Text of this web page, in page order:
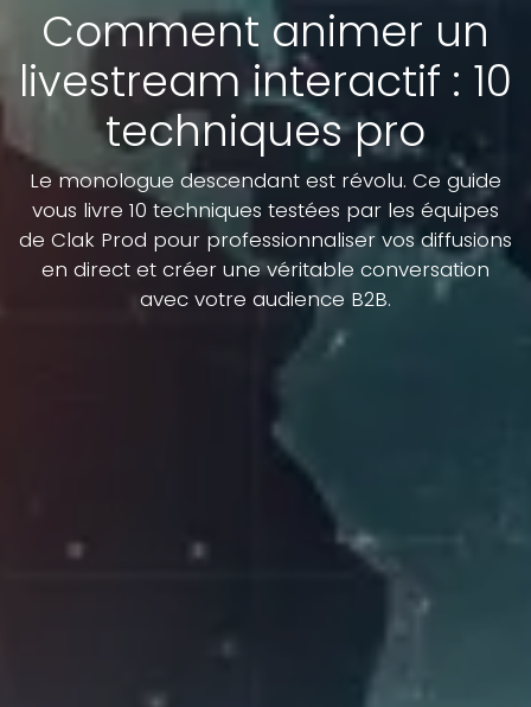
Comment animer un
livestream interactif : 10
techniques pro
Le monologue descendant est révolu. Ce guide
vous livre 10 techniques testées par les équipes
de Clak Prod pour professionnaliser vos diffusions
en direct et créer une véritable conversation
avec votre audience B2B.